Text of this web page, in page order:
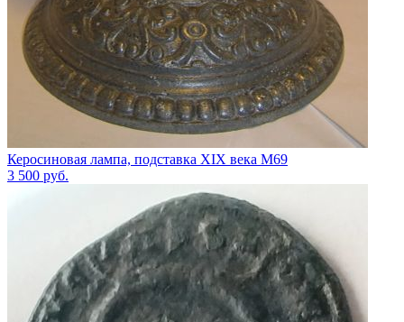
Керосиновая лампа, подставка XIX века М69
3 500 руб.